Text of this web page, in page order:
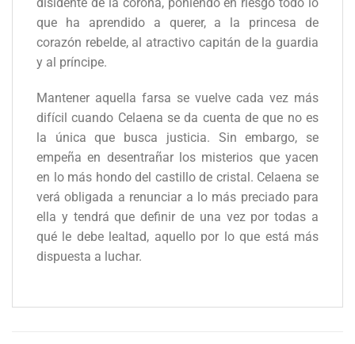
que ha aprendido a querer, a la princesa de
corazón rebelde, al atractivo capitán de la guardia
y al príncipe.
Mantener aquella farsa se vuelve cada vez más
difícil cuando Celaena se da cuenta de que no es
la única que busca justicia. Sin embargo, se
empeña en desentrañar los misterios que yacen
en lo más hondo del castillo de cristal. Celaena se
verá obligada a renunciar a lo más preciado para
ella y tendrá que definir de una vez por todas a
qué le debe lealtad, aquello por lo que está más
dispuesta a luchar.